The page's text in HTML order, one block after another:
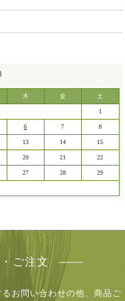
木 金 土
1
6 7 8
13 14 15
20 21 22
27 28 29
ご注文
お問い合わせの他、商品ご